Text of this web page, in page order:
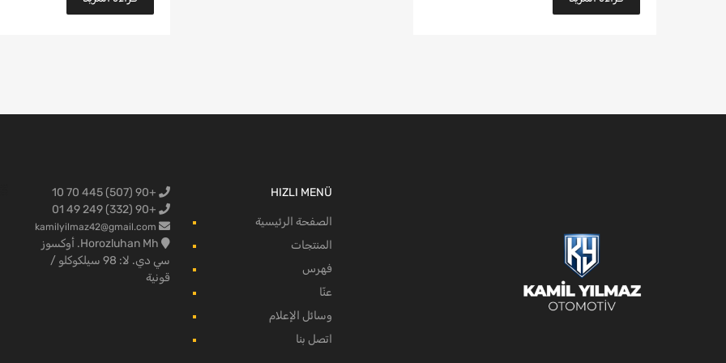
HIZLI MENÜ
الصفحة الرئيسية
المنتجات
فهرس
عنّا
وسائل الإعلام
اتصل بنا
+90 (507) 445 70 10
+90 (332) 249 49 01
kamilyilmaz42@gmail.com
Horozluhan Mh. أوكسوز
سي دي. لا: 98 سيلكوكلو /
قونية